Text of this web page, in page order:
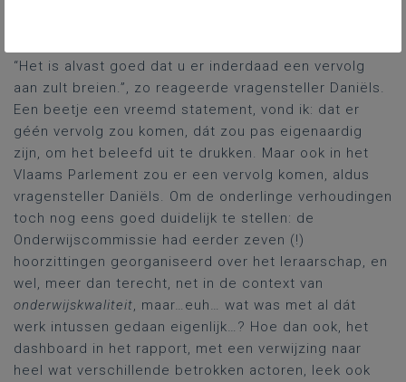
“Het is alvast goed dat u er inderdaad een vervolg
aan zult breien.”, zo reageerde vragensteller Daniëls.
Een beetje een vreemd statement, vond ik: dat er
géén vervolg zou komen, dát zou pas eigenaardig
zijn, om het beleefd uit te drukken. Maar ook in het
Vlaams Parlement zou er een vervolg komen, aldus
vragensteller Daniëls. Om de onderlinge verhoudingen
toch nog eens goed duidelijk te stellen: de
Onderwijscommissie had eerder zeven (!)
hoorzittingen georganiseerd over het leraarschap, en
wel, meer dan terecht, net in de context van
onderwijskwaliteit, maar…euh… wat was met al dát
werk intussen gedaan eigenlijk…? Hoe dan ook, het
dashboard in het rapport, met een verwijzing naar
heel wat verschillende betrokken actoren, leek ook